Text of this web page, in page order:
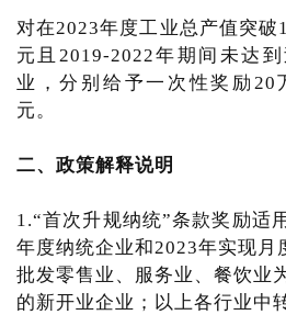
对在2023年度工业总产值突破
元且2019-2022年期间未达
业，分别给予一次性奖励20
元。
二、政策解释说明
1.“首次升规纳统”条款奖励适
年度纳统企业和2023年实现月
批发零售业、服务业、餐饮业
的新开业企业；以上各行业中